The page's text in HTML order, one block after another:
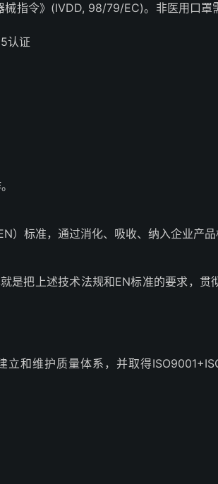
指令》(IVDD, 98/79/EC)。非医用口罩
认证
）标准，通过消化、吸收、纳入企业产品
是把上述技术法规和EN标准的要求，贯
立和维护质量体系，并取得